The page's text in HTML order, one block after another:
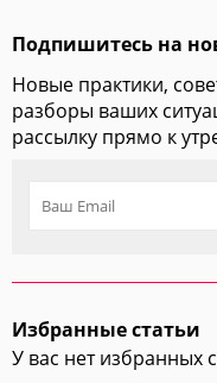
Подпишитесь на
Новые практики,
разборы ваших
рассылку прямо к
Избранные статьи
У вас нет избранных